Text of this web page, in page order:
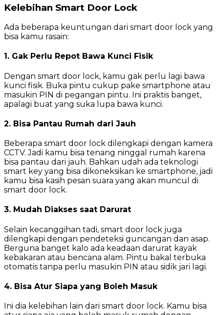
Kelebihan Smart Door Lock
Ada beberapa keuntungan dari smart door lock yang
bisa kamu rasain:
1. Gak Perlu Repot Bawa Kunci Fisik
Dengan smart door lock, kamu gak perlu lagi bawa
kunci fisik. Buka pintu cukup pake smartphone atau
masukin PIN di pegangan pintu. Ini praktis banget,
apalagi buat yang suka lupa bawa kunci.
2. Bisa Pantau Rumah dari Jauh
Beberapa smart door lock dilengkapi dengan kamera
CCTV. Jadi kamu bisa tenang ninggal rumah karena
bisa pantau dari jauh. Bahkan udah ada teknologi
smart key yang bisa dikoneksikan ke smartphone, jadi
kamu bisa kasih pesan suara yang akan muncul di
smart door lock.
3. Mudah Diakses saat Darurat
Selain kecanggihan tadi, smart door lock juga
dilengkapi dengan pendeteksi guncangan dan asap.
Berguna banget kalo ada keadaan darurat kayak
kebakaran atau bencana alam. Pintu bakal terbuka
otomatis tanpa perlu masukin PIN atau sidik jari lagi.
4. Bisa Atur Siapa yang Boleh Masuk
Ini dia kelebihan lain dari smart door lock. Kamu bisa